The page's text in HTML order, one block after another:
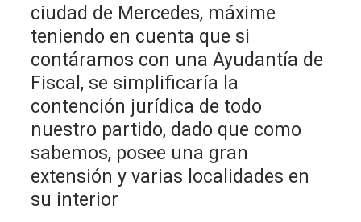
ciudad de Mercedes, máxime
teniendo en cuenta que si
contáramos con una Ayudantía de
Fiscal, se simplificaría la
contención jurídica de todo
nuestro partido, dado que como
sabemos, posee una gran
extensión y varias localidades en
su interior